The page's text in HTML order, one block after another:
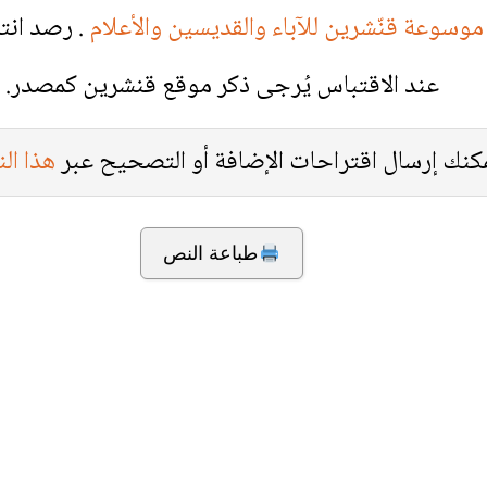
موسوعة قنّشرين للآباء والقديسين والأعلام. رصد
عند الاقتباس يُرجى ذكر موقع قنشرين كمصدر.
إرسال اقتراحات الإضافة أو التصحيح عبرهذا
طباعة النص